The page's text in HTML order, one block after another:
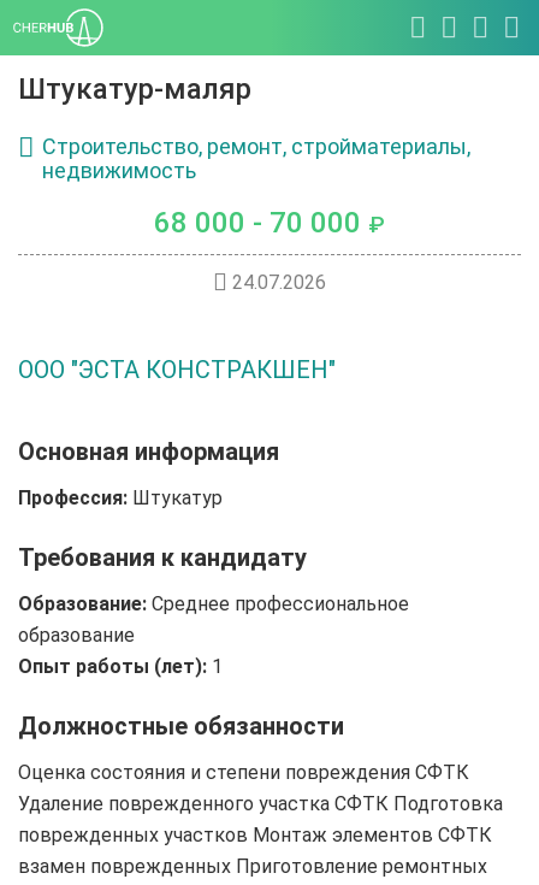
Штукатур-маляр
Строительство, ремонт, стройматериалы,
недвижимость
68 000 - 70 000 ₽
24.07.2026
ООО "ЭСТА КОНСТРАКШЕН"
Основная информация
Профессия: Штукатур
Требования к кандидату
Образование: Среднее профессиональное
образование
Опыт работы (лет): 1
Должностные обязанности
Оценка состояния и степени повреждения СФТК
Удаление поврежденного участка СФТК Подготовка
поврежденных участков Монтаж элементов СФТК
взамен поврежденных Приготовление ремонтных